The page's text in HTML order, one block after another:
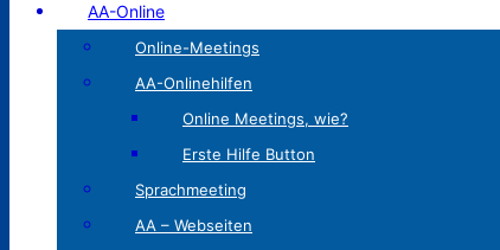
AA-Online
Online-Meetings
AA-Onlinehilfen
Online Meetings, wie?
Erste Hilfe Button
Sprachmeeting
AA – Webseiten